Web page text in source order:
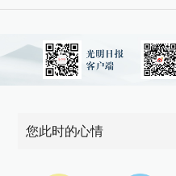
您此时的心情